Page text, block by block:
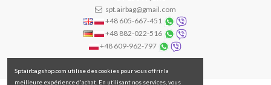
spt.airbag@gmail.com
+48 605-667-451
+48 882-022-516
+48 609-962-797
Sptairbagshop.com utilise des cookies pour vous offrir la
meilleure expérience d'achat. En utilisant nos services, vous